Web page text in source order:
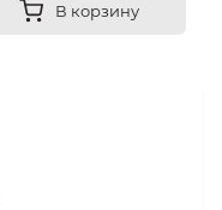
В корзину